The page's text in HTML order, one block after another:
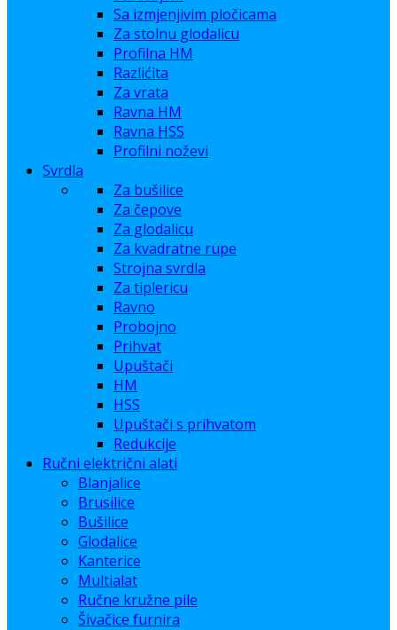
Sa izmjenjivim pločicama
Za stolnu glodalicu
Profilna HM
Razlićita
Za vrata
Ravna HM
Ravna HSS
Profilni noževi
Svrdla
Za bušilice
Za čepove
Za glodalicu
Za kvadratne rupe
Strojna svrdla
Za tiplericu
Ravno
Probojno
Prihvat
Upuštači
HM
HSS
Upuštači s prihvatom
Redukcije
Ručni električni alati
Blanjalice
Brusilice
Bušilice
Glodalice
Kanterice
Multialat
Ručne kružne pile
Šivačice furnira